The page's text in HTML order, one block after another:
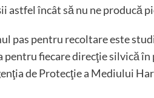
astfel încât să nu ne producă
pas pentru recoltare este
pentru fiecare direcţie silvică
de Protecţie a Mediului